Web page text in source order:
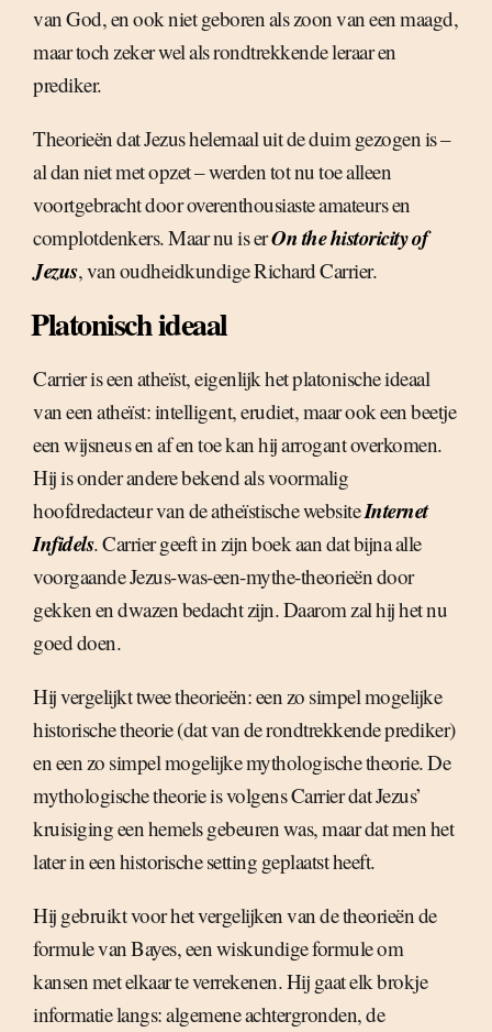
van God, en ook niet geboren als zoon van een maagd,
maar toch zeker wel als rondtrekkende leraar en
prediker.
Theorieën dat Jezus helemaal uit de duim gezogen is –
al dan niet met opzet – werden tot nu toe alleen
voortgebracht door overenthousiaste amateurs en
complotdenkers. Maar nu is erOn the historicity of
Jezus, van oudheidkundige Richard Carrier.
Platonisch ideaal
Carrier is een atheïst, eigenlijk het platonische ideaal
van een atheïst: intelligent, erudiet, maar ook een beetje
een wijsneus en af en toe kan hij arrogant overkomen.
Hij is onder andere bekend als voormalig
hoofdredacteur van de atheïstische websiteInternet
Infidels. Carrier geeft in zijn boek aan dat bijna alle
voorgaande Jezus-was-een-mythe-theorieën door
gekken en dwazen bedacht zijn. Daarom zal hij het nu
goed doen.
Hij vergelijkt twee theorieën: een zo simpel mogelijke
historische theorie (dat van de rondtrekkende prediker)
en een zo simpel mogelijke mythologische theorie. De
mythologische theorie is volgens Carrier dat Jezus’
kruisiging een hemels gebeuren was, maar dat men het
later in een historische setting geplaatst heeft.
Hij gebruikt voor het vergelijken van de theorieën de
formule van Bayes, een wiskundige formule om
kansen met elkaar te verrekenen. Hij gaat elk brokje
informatie langs: algemene achtergronden, de